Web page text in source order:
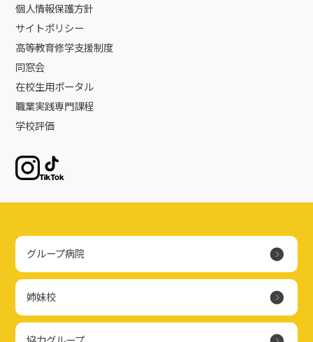
個人情報保護方針
サイトポリシー
高等教育修学支援制度
同窓会
在校生用ポータル
職業実践専門課程
学校評価
Instagram
グループ病院
姉妹校